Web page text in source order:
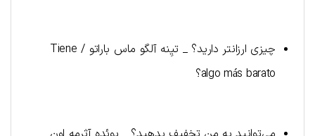
چیزی ارزانتر دارید؟ _ تیِنه آلگو ماس باراتو / Tiene
algo más barato؟